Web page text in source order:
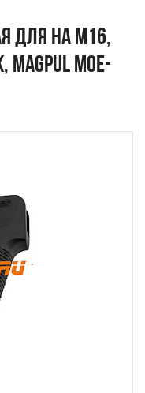
для на M16,
Magpul MOE-